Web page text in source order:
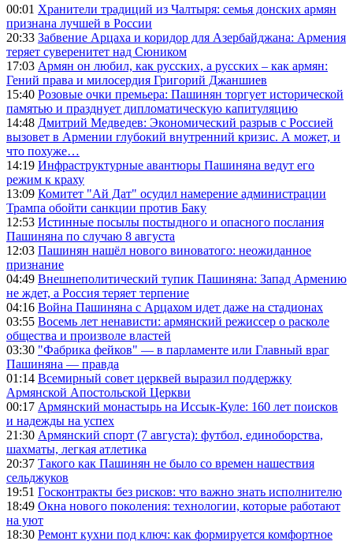
00:01 Хранители традиций из Чалтыря: семья донских армян
признана лучшей в России
20:33 Забвение Арцаха и коридор для Азербайджана: Армения
теряет суверенитет над Сюником
17:03 Армян он любил, как русских, а русских – как армян:
Гений права и милосердия Григорий Джаншиев
15:40 Розовые очки премьера: Пашинян торгует исторической
памятью и празднует дипломатическую капитуляцию
14:48 Дмитрий Медведев: Экономический разрыв с Россией
вызовет в Армении глубокий внутренний кризис. А может, и
что похуже…
14:19 Инфраструктурные авантюры Пашиняна ведут его
режим к краху
13:09 Комитет "Ай Дат" осудил намерение администрации
Трампа обойти санкции против Баку
12:53 Истинные посылы постыдного и опасного послания
Пашиняна по случаю 8 августа
12:03 Пашинян нашёл нового виноватого: неожиданное
признание
04:49 Внешнеполитический тупик Пашиняна: Запад Армению
не ждет, а Россия теряет терпение
04:16 Война Пашиняна с Арцахом идет даже на стадионах
03:55 Восемь лет ненависти: армянский режиссер о расколе
общества и произволе властей
03:30 "Фабрика фейков" — в парламенте или Главный враг
Пашиняна — правда
01:14 Всемирный совет церквей выразил поддержку
Армянской Апостольской Церкви
00:17 Армянский монастырь на Иссык-Куле: 160 лет поисков
и надежды на успех
21:30 Армянский спорт (7 августа): футбол, единоборства,
шахматы, легкая атлетика
20:37 Такого как Пашинян не было со времен нашествия
сельджуков
19:51 Госконтракты без рисков: что важно знать исполнителю
18:49 Окна нового поколения: технологии, которые работают
на уют
18:30 Ремонт кухни под ключ: как формируется комфортное